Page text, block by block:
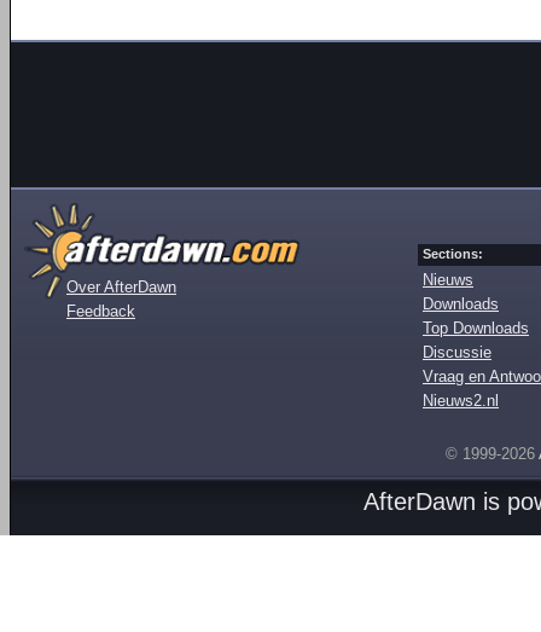
Over AfterDawn
Feedback
Sections:
Nieuws
Downloads
Top Downloads
Discussie
Vraag en
Nieuws2.nl
© 1999-2026
AfterDawn is